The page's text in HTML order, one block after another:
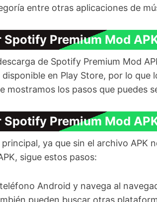
entre otras aplicaciones de
Spotify Premium Mod
de Spotify Premium Mod
en Play Store, por lo
mostramos los pasos que puedes
Spotify Premium Mod
principal, ya que sin el archivo
sigue estos pasos:
Android y navega al
pueden buscar otras